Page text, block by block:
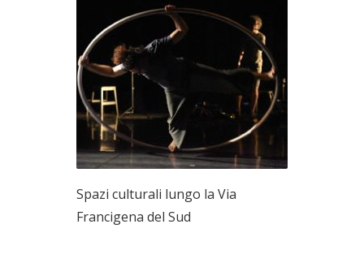
Spazi culturali lungo la Via
Francigena del Sud